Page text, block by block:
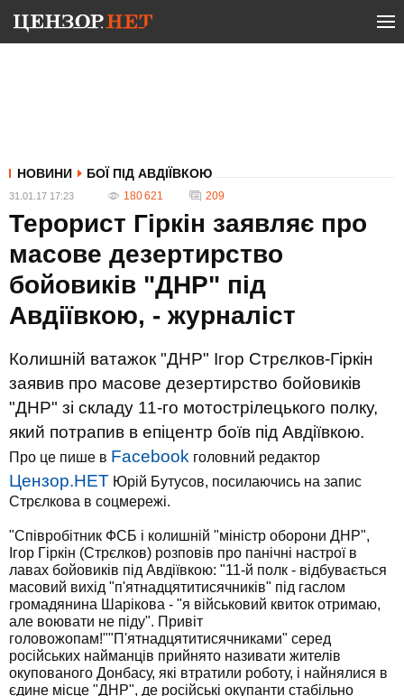
НОВИНИ БОЇ ПІД АВДІЇВКОЮ
31.01.17 17:23 180 621 209
Терорист Гіркін заявляє про
масове дезертирство
бойовиків "ДНР" під
Авдіївкою, - журналіст
Колишній ватажок "ДНР" Ігор Стрєлков-Гіркін
заявив про масове дезертирство бойовиків
"ДНР" зі складу 11-го мотострілецького полку,
який потрапив в епіцентр боїв під Авдіївкою.
Про це пише в Facebook головний редактор
Цензор.НЕТ Юрій Бутусов, посилаючись на запис
Стрєлкова в соцмережі.
"Співробітник ФСБ і колишній "міністр оборони ДНР",
Ігор Гіркін (Стрєлков) розповів про панічні настрої в
лавах бойовиків під Авдіївкою: "11-й полк - відбувається
масовий вихід "п'ятнадцятитисячників" під гаслом
громадянина Шарікова - "я військовий квиток отримаю,
але воювати не піду". Привіт
головожопам!""П'ятнадцятитисячниками" серед
російських найманців прийнято називати жителів
окупованого Донбасу, які втратили роботу, і найнялися в
єдине місце "ДНР", де російські окупанти стабільно